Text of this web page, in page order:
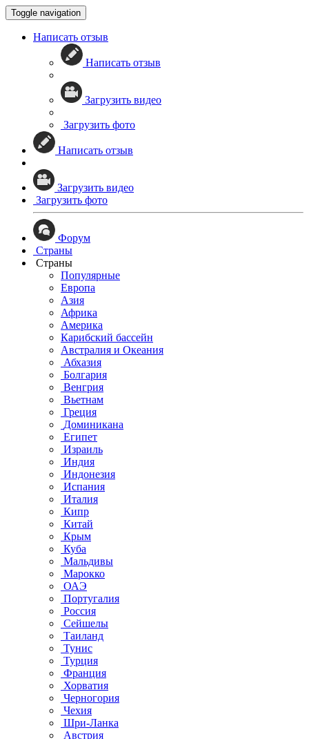
Toggle navigation
Написать отзыв
Написать отзыв
Загрузить видео
Загрузить фото
Написать отзыв
Загрузить видео
Загрузить фото
Форум
Страны
Страны
Популярные
Европа
Азия
Африка
Америка
Карибский бассейн
Австралия и Океания
Абхазия
Болгария
Венгрия
Вьетнам
Греция
Доминикана
Египет
Израиль
Индия
Индонезия
Испания
Италия
Кипр
Китай
Крым
Куба
Мальдивы
Марокко
ОАЭ
Португалия
Россия
Сейшелы
Таиланд
Тунис
Турция
Франция
Хорватия
Черногория
Чехия
Шри-Ланка
Австрия